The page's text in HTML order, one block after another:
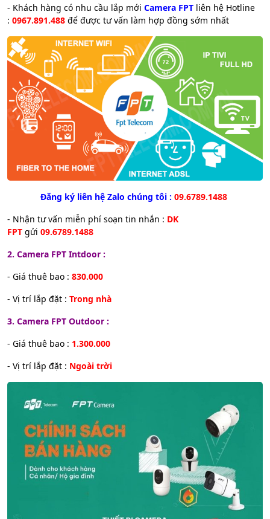
- Khách hàng có nhu cầu lắp mới Camera FPT liên hệ Hotline
: 0967.891.488 để được tư vấn làm hợp đồng sớm nhất
Đăng ký liên hệ Zalo chúng tôi : 09.6789.1488
- Nhận tư vấn miễn phí soạn tin nhắn : DK
FPT gửi 09.6789.1488
2. Camera FPT Intdoor :
- Giá thuê bao : 830.000
- Vị trí lắp đặt : Trong nhà
3. Camera FPT Outdoor :
- Giá thuê bao : 1.300.000
- Vị trí lắp đặt : Ngoài trời